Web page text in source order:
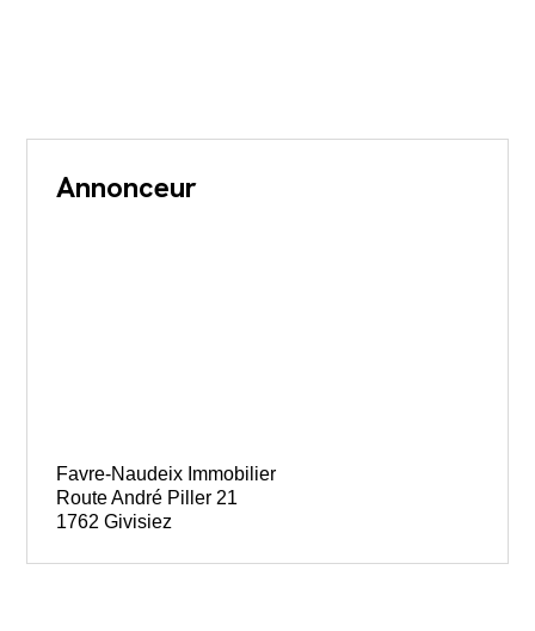
Annonceur
Favre-Naudeix Immobilier
Route André Piller 21
1762 Givisiez